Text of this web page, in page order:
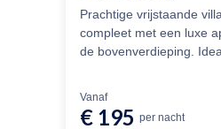
Prachtige vrijstaande
compleet met een luxe
de bovenverdieping.
tropische tuin en
220V stopcontacten,
Vanaf
€ 195 per nacht